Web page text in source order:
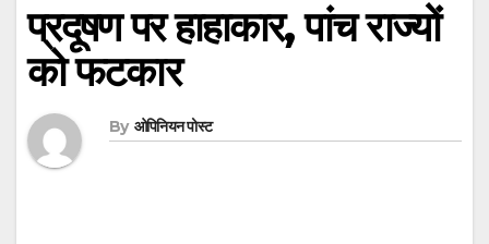
प्रदूषण पर हाहाकार, पांच राज्‍यों
को फटकार
By ओपिनियन पोस्ट